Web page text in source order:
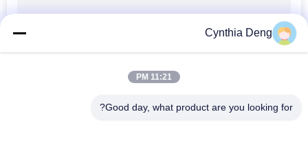
التمهيد قوة السيارة
4
Cynthia Deng
11:21 PM
Good day, what product are you looking for?